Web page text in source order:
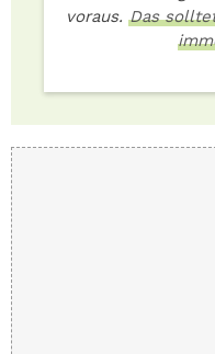
voraus. Das